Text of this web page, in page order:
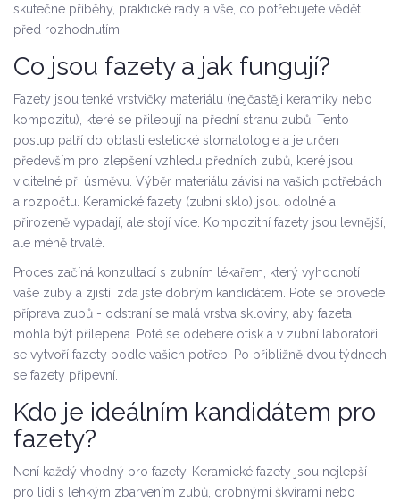
skutečné příběhy, praktické rady a vše, co potřebujete vědět
před rozhodnutím.
Co jsou fazety a jak fungují?
Fazety jsou tenké vrstvičky materiálu (nejčastěji keramiky nebo
kompozitu), které se přilepují na přední stranu zubů. Tento
postup patří do oblasti estetické stomatologie a je určen
především pro zlepšení vzhledu předních zubů, které jsou
viditelné při úsměvu. Výběr materiálu závisí na vašich potřebách
a rozpočtu. Keramické fazety (zubní sklo) jsou odolné a
přirozeně vypadají, ale stojí více. Kompozitní fazety jsou levnější,
ale méně trvalé.
Proces začíná konzultací s zubním lékařem , který vyhodnotí
vaše zuby a zjistí, zda jste dobrým kandidátem. Poté se provede
příprava zubů - odstraní se malá vrstva skloviny, aby fazeta
mohla být přilepena. Poté se odebere otisk a v zubní laboratoři
se vytvoří fazety podle vašich potřeb. Po přibližně dvou týdnech
se fazety připevní.
Kdo je ideálním kandidátem pro
fazety?
Není každý vhodný pro fazety. Keramické fazety jsou nejlepší
pro lidi s lehkým zbarvením zubů, drobnými škvírami nebo